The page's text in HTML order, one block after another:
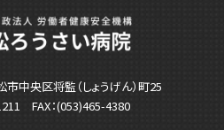
中央区将監（しょうげん）町25
FAX：(053)465-4380